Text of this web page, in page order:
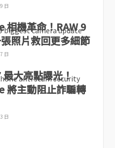
日
相機革命！RAW 9
照片救回更多細節
日
最大亮點曝光！
將主動阻止詐騙轉
日